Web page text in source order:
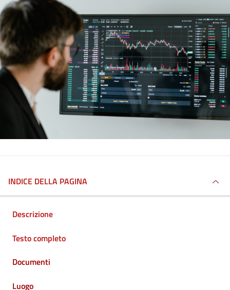
INDICE DELLA PAGINA
Descrizione
Testo completo
Documenti
Luogo